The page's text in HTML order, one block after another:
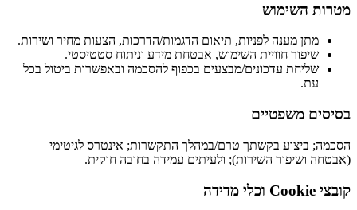
מטרות השימוש
מתן מענה לפניות, תיאום הדגמות/הדרכות, הצעות מחיר ושירות.
שיפור חוויית השימוש, אבטחת מידע וניתוח סטטיסטי.
שליחת עדכונים/מבצעים בכפוף להסכמה ובאפשרות ביטול בכל
עת.
בסיסים משפטיים
הסכמה; ביצוע בקשתך טרם/במהלך התקשרות; אינטרס לגיטימי
(אבטחה ושיפור השירות); ולעיתים עמידה בחובה חוקית.
קובצי Cookie וכלי מדידה